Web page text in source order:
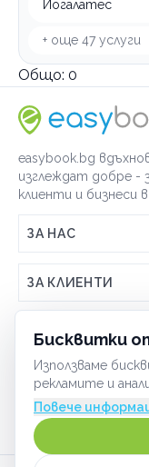
Бисквитки
Използваме
рекламите и
Повече
Йогалатес
+ още 47 услуги
Общо: 0
easybook.bg
изглеждат добре -
клиенти и бизнеси в
ЗА НАС
Връзка с
Как работи
Често задавани
ЗА КЛИЕНТИ
Условия за
GDPR политика
Сигурност
ЗА ТЪРГОВЦИ
Включи бизнеса
Управлявай
ОБЩИ
Бисквитки
Начин на плащане